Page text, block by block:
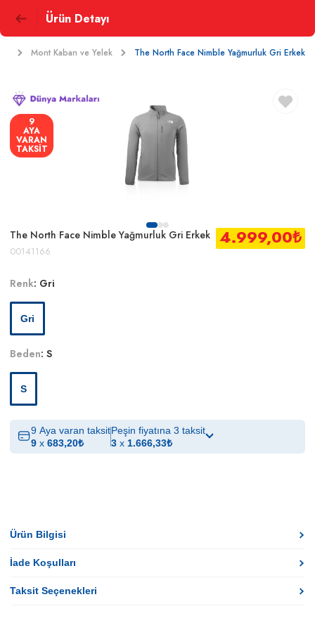
Ürün Detayı
Mont Kaban ve Yelek The North Face Nimble Yağmurluk Gri Erkek
9
AYA
VARAN
TAKSİT
The North Face Nimble Yağmurluk Gri Erkek
00141166
4.999,00₺
Renk: Gri
Gri
Beden: S
S
9 Aya varan taksit
9 x 683,20₺
Peşin fiyatına 3 taksit
3 x 1.666,33₺
Ürün Bilgisi
İade Koşulları
Taksit Seçenekleri